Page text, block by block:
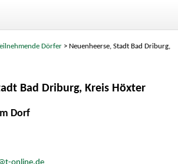
Dörfer > Neuenheerse, Stadt Bad Driburg,
Bad Driburg, Kreis Höxter
Dorf